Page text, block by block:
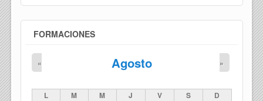
FORMACIONES
Agosto
« »
L M M J V S D